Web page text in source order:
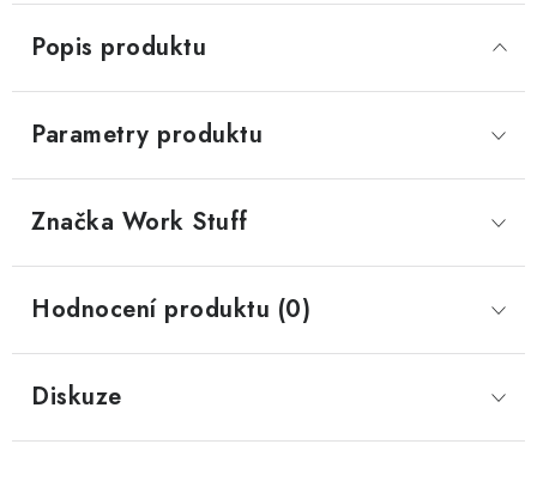
Popis produktu
Parametry produktu
Značka Work Stuff
Hodnocení produktu (0)
Diskuze